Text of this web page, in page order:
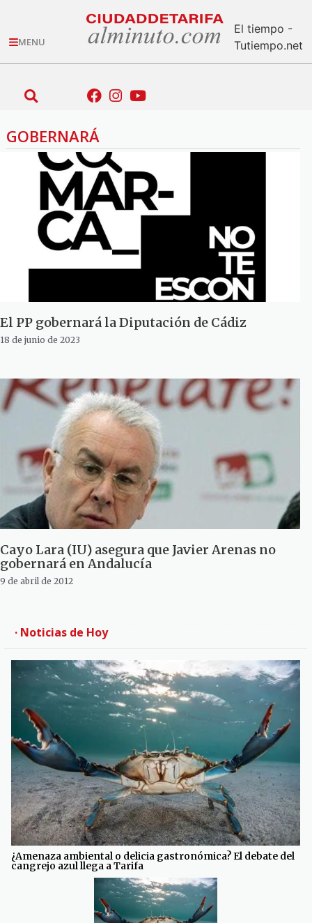
MENU
El tiempo -
Tutiempo.net
GOBERNARÁ
El PP gobernará la Diputación de Cádiz
18 de junio de 2023
Cayo Lara (IU) asegura que Javier Arenas no
gobernará en Andalucía
9 de abril de 2012
· Noticias de Hoy
¿Amenaza ambiental o delicia gastronómica? El debate del
cangrejo azul llega a Tarifa